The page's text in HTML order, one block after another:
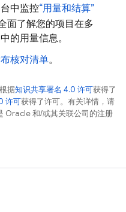
中监控“用量和结算”
面了解您的项目在多
的用量信息。
核对清单。
据知识共享署名 4.0 许可获得了
许可获得了许可。有关详情，请
Oracle 和/或其关联公司的注册